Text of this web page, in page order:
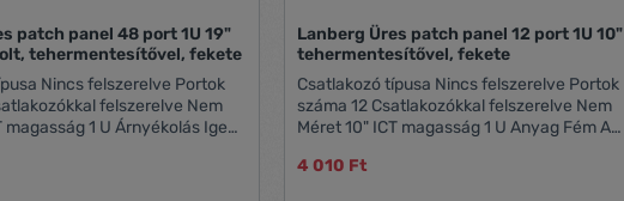
patch panel 48 port 1U 19"
tehermentesítővel, fekete
Portok
számozott mezők
Lanberg Üres patch panel 12 port 1U 10"
tehermentesítővel, fekete
Csatlakozó típusa Nincs felszerelve Portok
száma 12 Csatlakozókkal felszerelve Nem
Méret 10" ICT magasság 1 U Anyag Fém A
formájában Igen Színes Fekete RAL szín
4 010 Ft